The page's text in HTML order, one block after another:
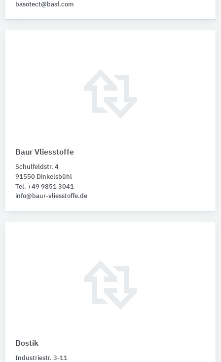
basotect@basf.com
Baur Vliesstoffe
Schulfeldstr. 4
91550 Dinkelsbühl
Tel. +49 9851 3041
info@baur-vliesstoffe.de
Bostik
Industriestr. 3-11